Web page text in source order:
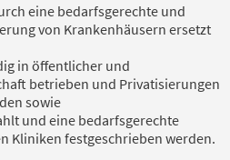
eine bedarfsgerechte und
von Krankenhäusern ersetzt
in öffentlicher und
betrieben und Privatisierungen
sowie
und eine bedarfsgerechte
Kliniken festgeschrieben werden.